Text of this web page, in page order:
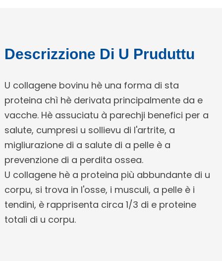
Descrizzione Di U Pruduttu
U collagene bovinu hè una forma di sta
proteina chì hè derivata principalmente da e
vacche. Hè assuciatu à parechji benefici per a
salute, cumpresi u sollievu di l'artrite, a
migliurazione di a salute di a pelle è a
prevenzione di a perdita ossea.
U collagene hè a proteina più abbundante di u
corpu, si trova in l'osse, i musculi, a pelle è i
tendini, è rapprisenta circa 1/3 di e proteine ​​
totali di u corpu.